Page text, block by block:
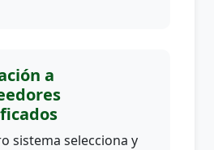
a
sistema selecciona y